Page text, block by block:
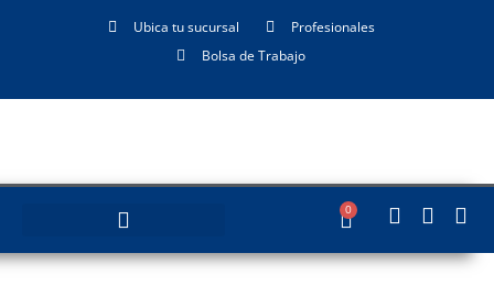
Ubica tu sucursal
Profesionales
Bolsa de Trabajo
0